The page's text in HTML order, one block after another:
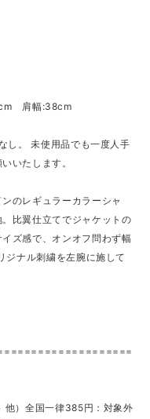
肩幅:38cm
し。 未使用品でも一度人手
いいたします。
のレギュラーカラーシャ
比翼仕立てでジャケットの
ズ感で、オンオフ問わず幅
ジナル刺繍を左腕に施して
他）全国一律385円：対象外